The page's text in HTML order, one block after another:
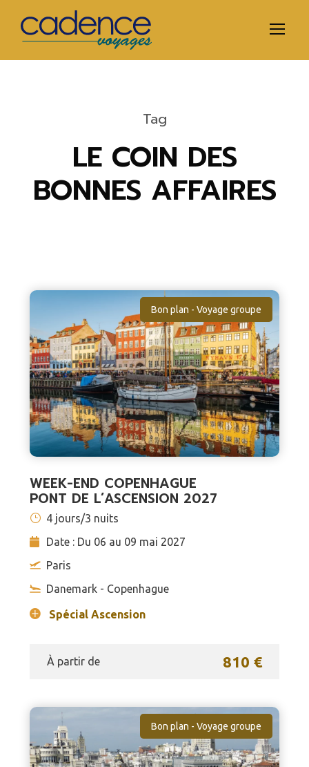
Tag
LE COIN DES
BONNES AFFAIRES
Bon plan - Voyage groupe
WEEK-END COPENHAGUE
PONT DE L’ASCENSION 2027
4 jours/3 nuits
Date : Du 06 au 09 mai 2027
Paris
Danemark - Copenhague
Spécial Ascension
À partir de 810 €
Bon plan - Voyage groupe